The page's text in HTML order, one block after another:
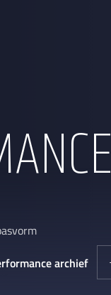
archief